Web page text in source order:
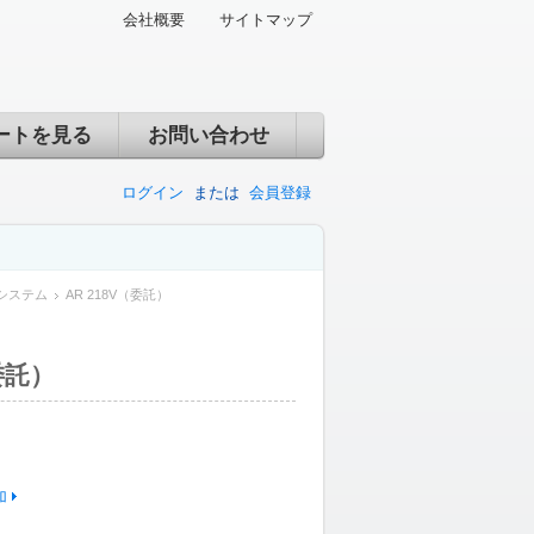
会社概要 サイトマップ
トを見る お問い合わせ
ログイン または 会員登録
ステム AR 218V（委託）
）